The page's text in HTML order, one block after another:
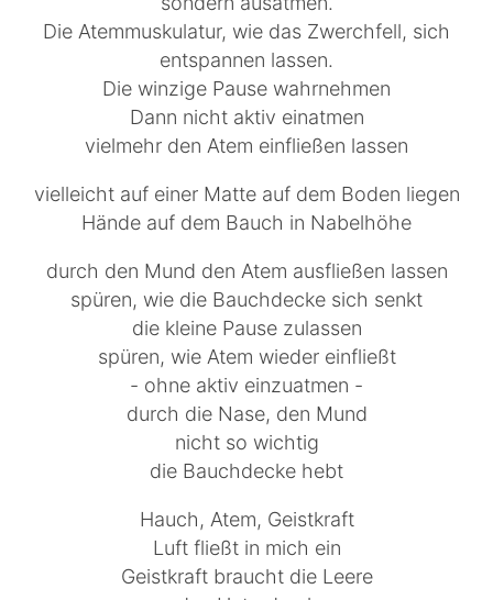
Die Atemmuskulatur, wie das Zwerchfell, sich
entspannen lassen.
Die winzige Pause wahrnehmen
Dann nicht aktiv einatmen
vielmehr den Atem einfließen lassen
vielleicht auf einer Matte auf dem Boden liegen
Hände auf dem Bauch in Nabelhöhe
durch den Mund den Atem ausfließen lassen
spüren, wie die Bauchdecke sich senkt
die kleine Pause zulassen
spüren, wie Atem wieder einfließt
- ohne aktiv einzuatmen -
durch die Nase, den Mund
nicht so wichtig
die Bauchdecke hebt
Hauch, Atem, Geistkraft
Luft fließt in mich ein
Geistkraft braucht die Leere